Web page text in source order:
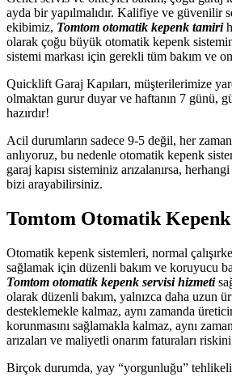
ayda bir yapılmalıdır. Kalifiye ve güvenilir
ekibimiz, Tomtom otomatik kepenk tamiri
olarak çoğu büyük otomatik kepenk
sistemi markası için gerekli tüm bakım ve
Quicklift Garaj Kapıları, müşterilerimize
olmaktan gurur duyar ve haftanın 7 günü,
hazırdır!
Acil durumların sadece 9-5 değil, her
anlıyoruz, bu nedenle otomatik kepenk
garaj kapısı sisteminiz arızalanırsa,
bizi arayabilirsiniz.
Tomtom Otomatik
Otomatik kepenk sistemleri, normal
sağlamak için düzenli bakım ve koruyucu
Tomtom otomatik kepenk servisi hizmeti
olarak düzenli bakım, yalnızca daha uzun
desteklemekle kalmaz, aynı zamanda
korunmasını sağlamakla kalmaz, aynı
arızaları ve maliyetli onarım faturaları
Birçok durumda, yay “yorgunluğu”